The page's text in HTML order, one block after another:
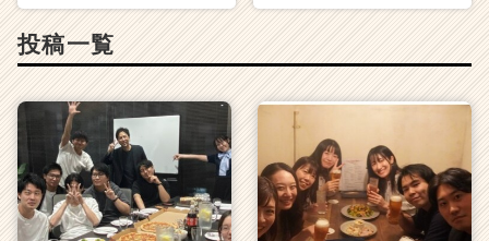
投稿一覧